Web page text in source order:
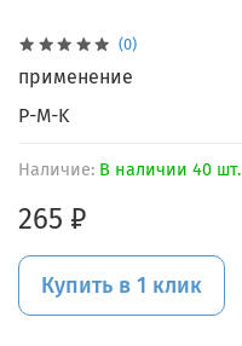
(0)
Наличие: В наличии 40 шт.
265 ₽
Купить в 1 клик
применение
P-M-K